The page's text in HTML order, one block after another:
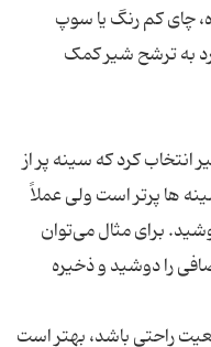
چای کم رنگ یا سوپ
به ترشح شیر کمک
انتخاب کرد که سینه پر از
ها پرتر است ولی عملاً
برای مثال می‌توان
را دوشید و ذخیره
راحتی باشد، بهتر است